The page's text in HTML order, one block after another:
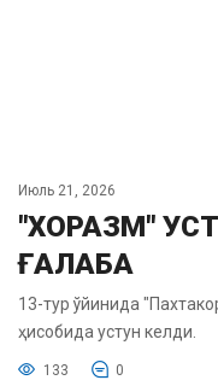
Июль 21, 2026
"ХОРАЗМ"
ҒАЛАБА
13-тур ўйинида
ҳисобида устун келди.
133 0